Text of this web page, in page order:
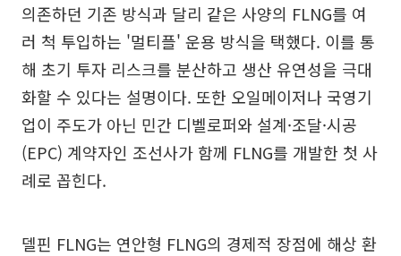
의존하던 기존 방식과 달리 같은 사양의 FLNG를 여
러 척 투입하는 '멀티플' 운용 방식을 택했다. 이를 통
해 초기 투자 리스크를 분산하고 생산 유연성을 극대
화할 수 있다는 설명이다. 또한 오일메이저나 국영기
업이 주도가 아닌 민간 디벨로퍼와 설계·조달·시공
(EPC) 계약자인 조선사가 함께 FLNG를 개발한 첫 사
례로 꼽힌다.
델핀 FLNG는 연안형 FLNG의 경제적 장점에 해상 환